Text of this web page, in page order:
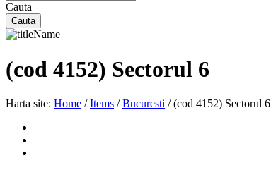
Cauta
(cod 4152) Sectorul 6
Harta site: Home / Items / Bucuresti / (cod 4152) Sectorul 6